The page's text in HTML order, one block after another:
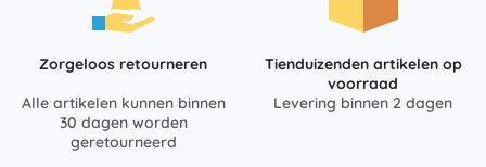
Zorgeloos retourneren
Alle artikelen kunnen binnen
30 dagen worden
geretourneerd
Tienduizenden artikelen op
voorraad
Levering binnen 2 dagen